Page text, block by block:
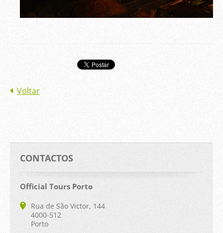
Voltar
CONTACTOS
Official Tours Porto
Rua de São Victor, 144
4000-512
Porto